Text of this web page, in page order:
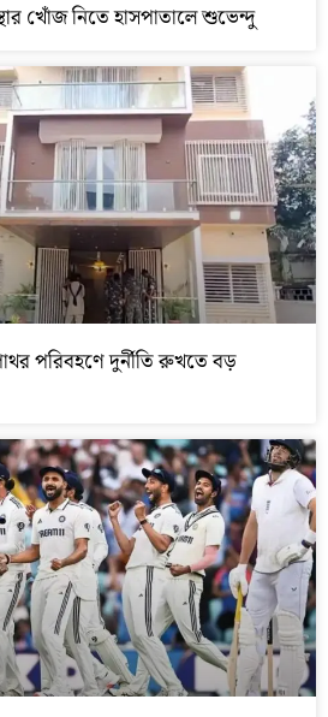
খোঁজ নিতে হাসপাতালে শুভেন্দু
পরিবহণে দুর্নীতি রুখতে বড়